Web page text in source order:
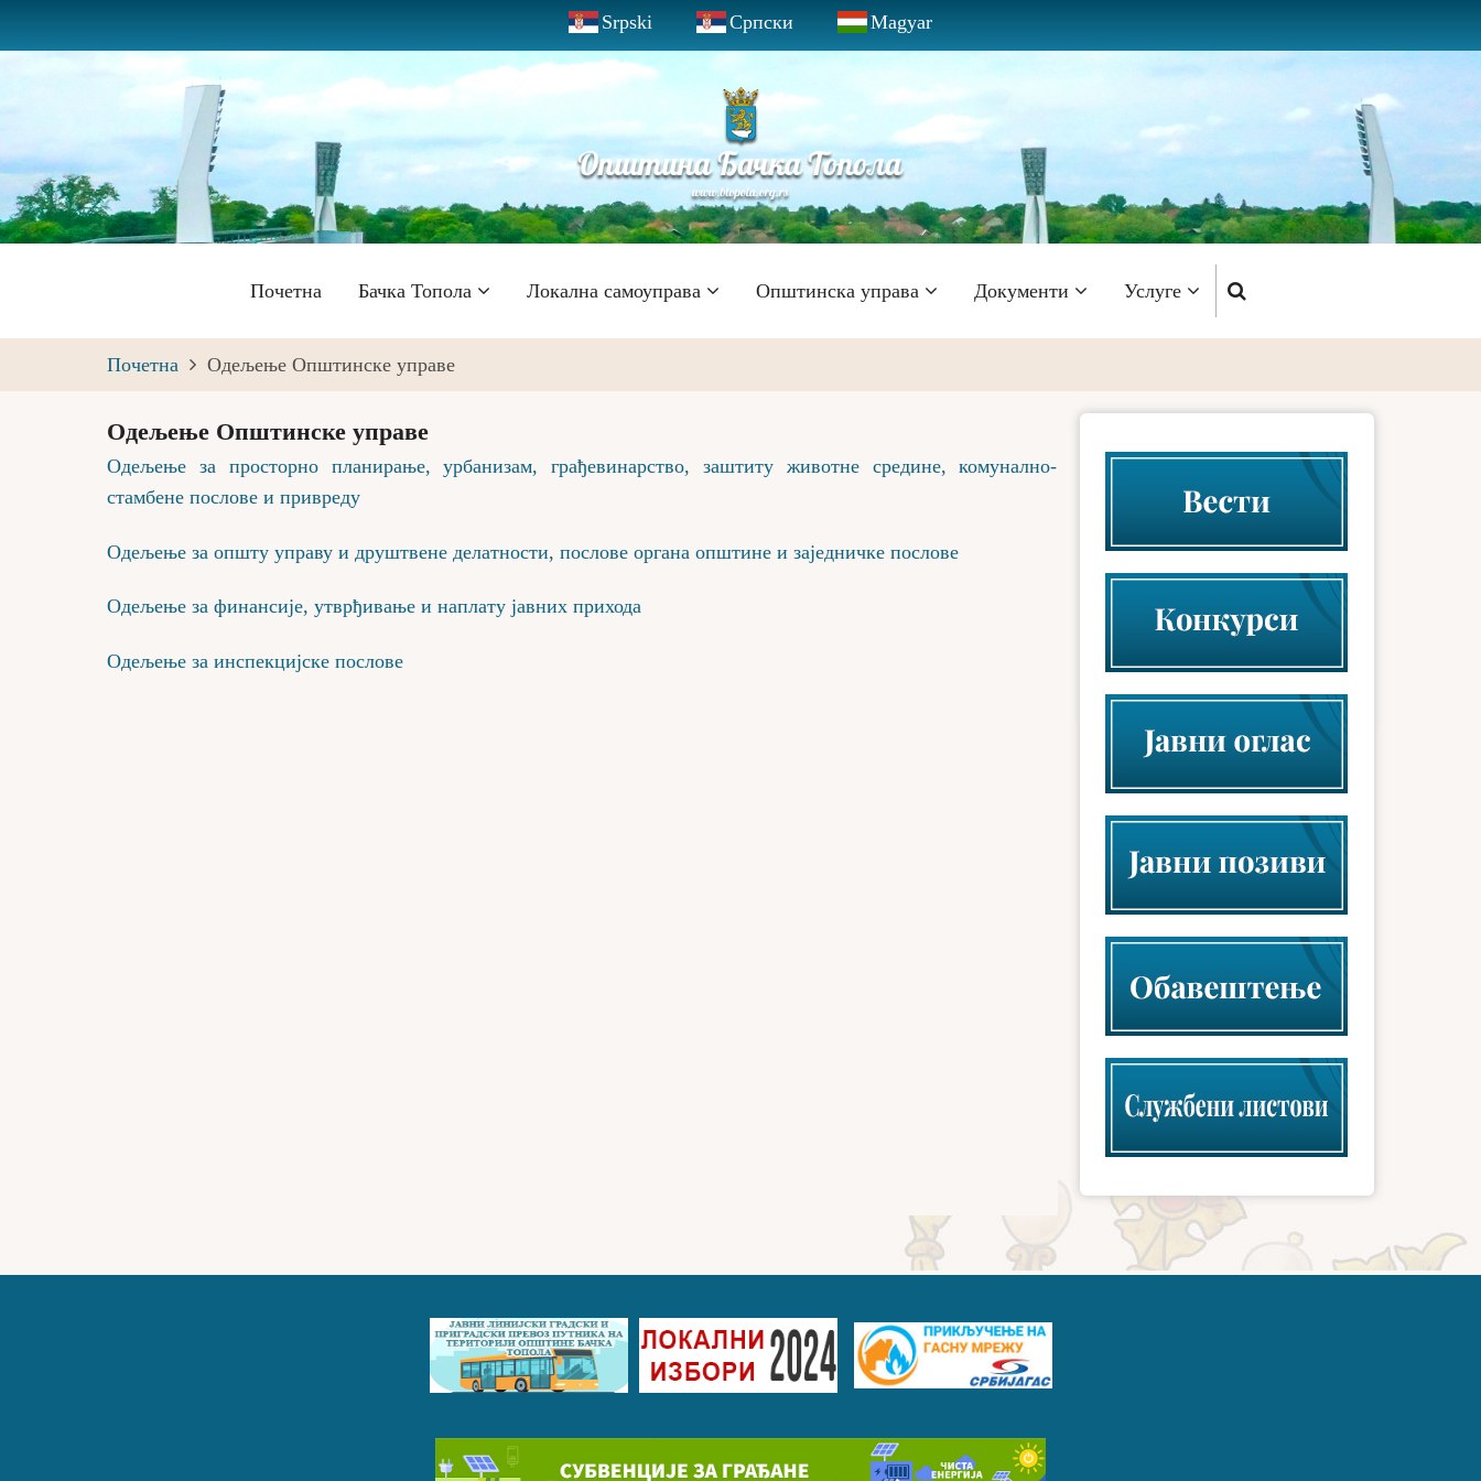
to
main
content
Srpski Српски Magyar
Главна
навигација
Почетна Бачка Топола Локална самоуправа Општинска управа Документи Услуге
Почетна Одељење Општинске управе
Одељење Општинске управе
Одељење за просторно планирање, урбанизам, грађевинарство, заштиту животне средине, комунално-
стамбене послове и привреду
Одељење за општу управу и друштвене делатности, послове органа општине и заједничке послове
Одељење за финансије, утврђивање и наплату јавних прихода
Одељење за инспекцијске послове